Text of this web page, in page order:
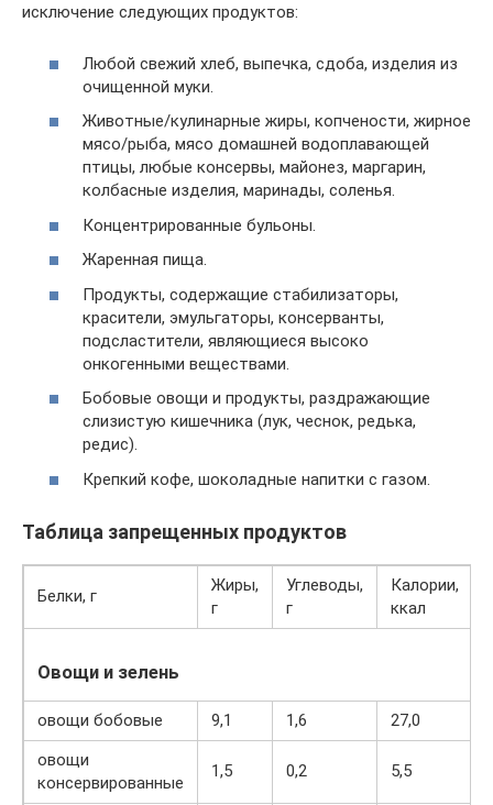
исключение следующих продуктов:
Любой свежий хлеб, выпечка, сдоба, изделия из
очищенной муки.
Животные/кулинарные жиры, копчености, жирное
мясо/рыба, мясо домашней водоплавающей
птицы, любые консервы, майонез, маргарин,
колбасные изделия, маринады, соленья.
Концентрированные бульоны.
Жаренная пища.
Продукты, содержащие стабилизаторы,
красители, эмульгаторы, консерванты,
подсластители, являющиеся высоко
онкогенными веществами.
Бобовые овощи и продукты, раздражающие
слизистую кишечника (лук, чеснок, редька,
редис).
Крепкий кофе, шоколадные напитки с газом.
Таблица запрещенных продуктов
Белки, г
Жиры,
г
Углеводы,
г
Калории,
ккал
Овощи и зелень
овощи бобовые 9,1 1,6 27,0
овощи
консервированные
1,5 0,2 5,5